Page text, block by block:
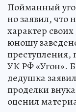
Пойманный
но заявил, что
характер
юношу
преступления,
УК РФ «Угон».
дедушка
проделки
оценил